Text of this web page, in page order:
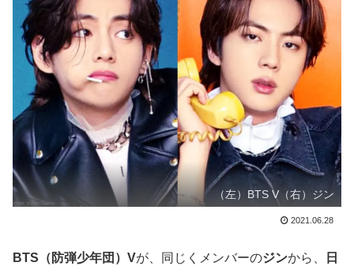
（左）BTS V（右）ジン
2021.06.28
BTS（防弾少年団）Vが、同じくメンバーのジンから、
日